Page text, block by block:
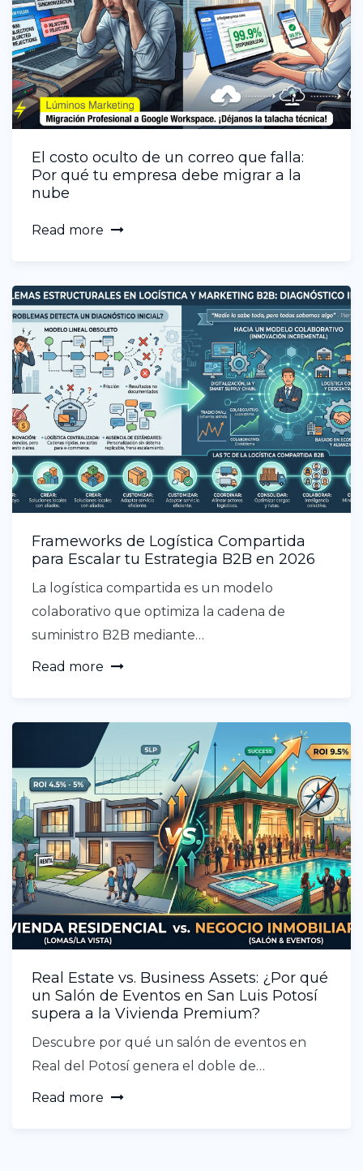
El costo oculto de un correo que falla:
Por qué tu empresa debe migrar a la
nube
Read more
Frameworks de Logística Compartida
para Escalar tu Estrategia B2B en 2026
La logística compartida es un modelo
colaborativo que optimiza la cadena de
suministro B2B mediante…
Read more
Real Estate vs. Business Assets: ¿Por qué
un Salón de Eventos en San Luis Potosí
supera a la Vivienda Premium?
Descubre por qué un salón de eventos en
Real del Potosí genera el doble de…
Read more